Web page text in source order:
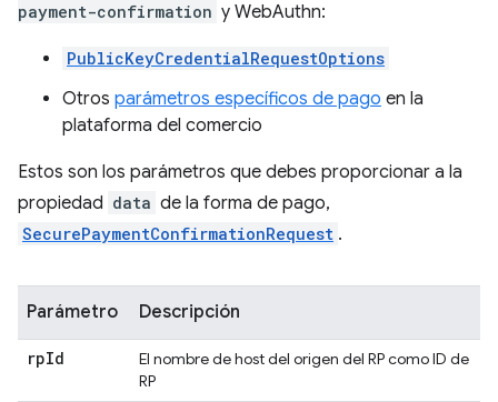
payment-confirmation y WebAuthn:
PublicKeyCredentialRequestOptions
Otros parámetros específicos de pago en la
plataforma del comercio
Estos son los parámetros que debes proporcionar a la
propiedad data de la forma de pago,
SecurePaymentConfirmationRequest .
Parámetro Descripción
rpId
El nombre de host del origen del RP como ID de
RP